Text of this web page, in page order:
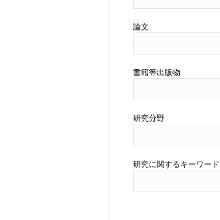
論文
書籍等出版物
研究分野
研究に関するキーワード